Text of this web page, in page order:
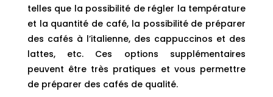
telles que la possibilité de régler la température
et la quantité de café, la possibilité de préparer
des cafés à l’italienne, des cappuccinos et des
lattes, etc. Ces options supplémentaires
peuvent être très pratiques et vous permettre
de préparer des cafés de qualité.